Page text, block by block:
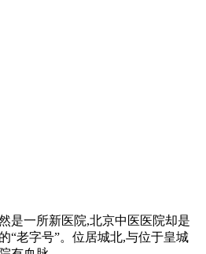
是一所新医院,北京中医医院却是
“老字号”。位居城北,与位于皇城